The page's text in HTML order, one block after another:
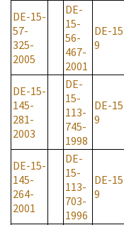
DE-15-
57-
325-
2005
DE-
15-
56-
467-
2001
DE-
9
DE-15-
145-
281-
2003
DE-
15-
113-
745-
1998
DE-
9
DE-15-
145-
264-
2001
DE-
15-
113-
703-
1996
DE-
9